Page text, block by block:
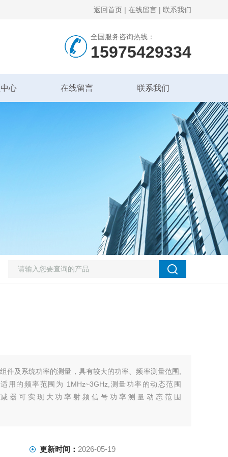
返回首页 | 在线留言 | 联系我们
全国服务咨询热线：
15975429334
心 在线留言 联系我们
件及系统功率的测量，具有较大的功率、频率测量范围,
用的频率范围为 1MHz~3GHz,测量功率的动态范围
减器可实现大功率射频信号功率测量动态范围
更新时间： 2026-05-19